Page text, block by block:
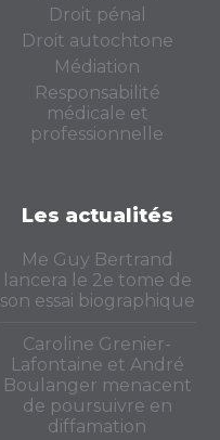
Droit pénal
Droit autochtone
Médiation
Responsabilité
médicale et
professionnelle
Les actualités
Me Guy Bertrand
lancera le 2e tome de
son essai biographique
Caroline Grenier-
Lafontaine et André
Boulanger menacent
de poursuivre en
diffamation